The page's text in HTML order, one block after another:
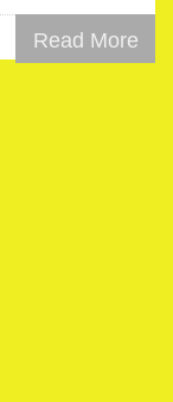
Read More